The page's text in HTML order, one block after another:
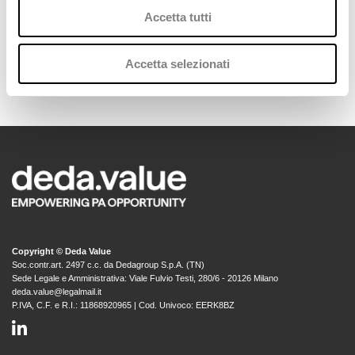
Accetta tutti
Accetta selezionati
LEGGI IL COMUNICATO STAMPA
Copyright © Deda Value
Soc.contr.art. 2497 c.c. da Dedagroup S.p.A. (TN)
Sede Legale e Amministrativa: Viale Fulvio Testi, 280/6 - 20126 Milano
deda.value@legalmail.it
P.IVA, C.F. e R.I.: 11868920965 | Cod. Univoco: EERK8BZ